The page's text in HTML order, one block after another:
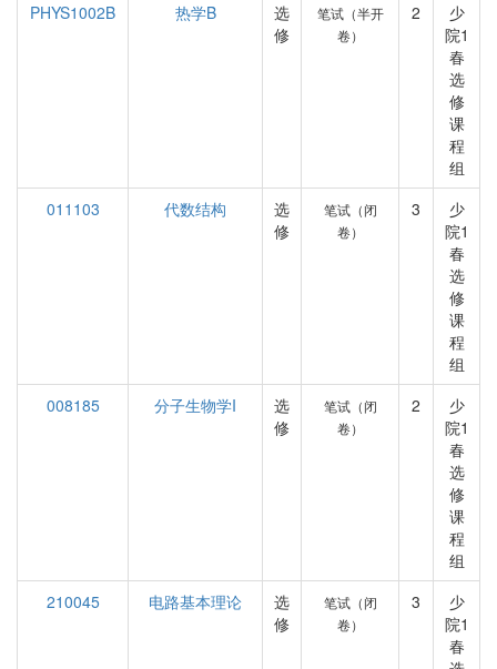
PHYS1002B
热学B
选
修
笔试（半开
卷）
2
少
院1
春
选
修
课
程
组
011103
代数结构
选
修
笔试（闭
卷）
3
少
院1
春
选
修
课
程
组
008185
分子生物学I
选
修
笔试（闭
卷）
2
少
院1
春
选
修
课
程
组
210045
电路基本理论
选
修
笔试（闭
卷）
3
少
院1
春